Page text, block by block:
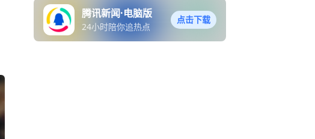
腾讯新闻·电脑版
24小时陪你追热点
点击下载